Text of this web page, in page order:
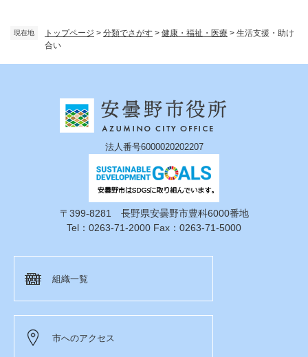
現在地 トップページ > 分類でさがす > 健康・福祉・医療 > 生活支援・助け
合い
法人番号6000020202207
〒399-8281 長野県安曇野市豊科6000番地
Tel：0263-71-2000 Fax：0263-71-5000
組織一覧
市へのアクセス